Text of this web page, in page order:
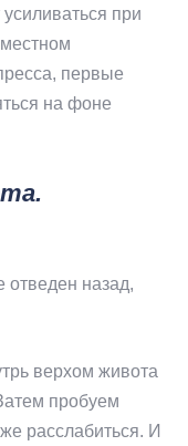
при
первые
на фоне
отведен назад,
верхом живота
пробуем
расслабиться. И